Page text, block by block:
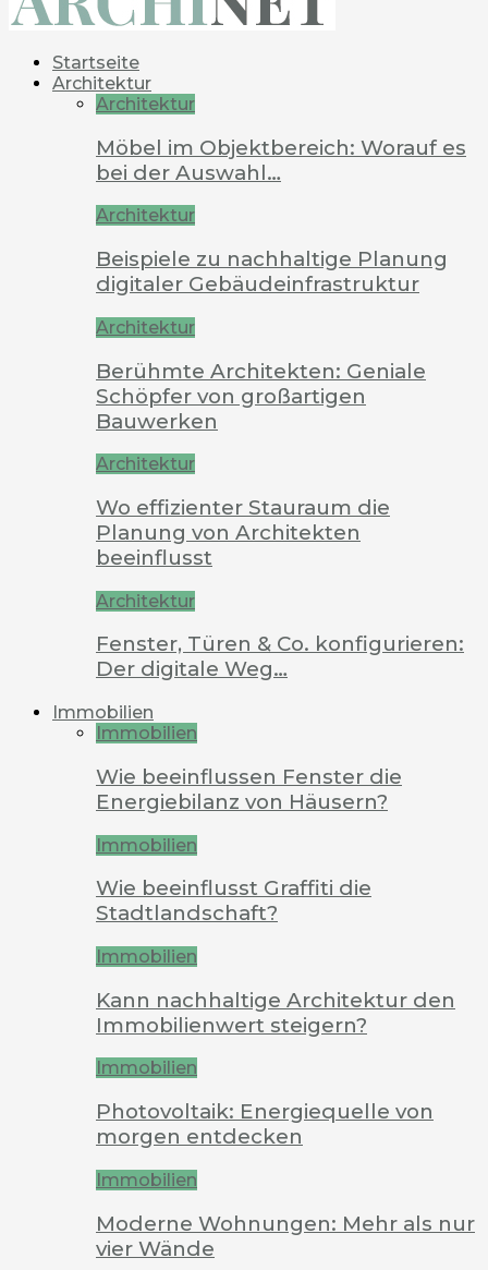
Startseite
Architektur
Architektur
Möbel im Objektbereich: Worauf es
bei der Auswahl…
Architektur
Beispiele zu nachhaltige Planung
digitaler Gebäudeinfrastruktur
Architektur
Berühmte Architekten: Geniale
Schöpfer von großartigen
Bauwerken
Architektur
Wo effizienter Stauraum die
Planung von Architekten
beeinflusst
Architektur
Fenster, Türen & Co. konfigurieren:
Der digitale Weg…
Immobilien
Immobilien
Wie beeinflussen Fenster die
Energiebilanz von Häusern?
Immobilien
Wie beeinflusst Graffiti die
Stadtlandschaft?
Immobilien
Kann nachhaltige Architektur den
Immobilienwert steigern?
Immobilien
Photovoltaik: Energiequelle von
morgen entdecken
Immobilien
Moderne Wohnungen: Mehr als nur
vier Wände